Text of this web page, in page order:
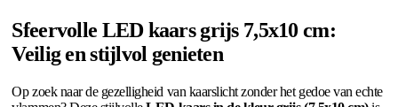
Sfeervolle LED kaars grijs 7,5x10 cm:
Veilig en stijlvol genieten
Op zoek naar de gezelligheid van kaarslicht zonder het gedoe van echte